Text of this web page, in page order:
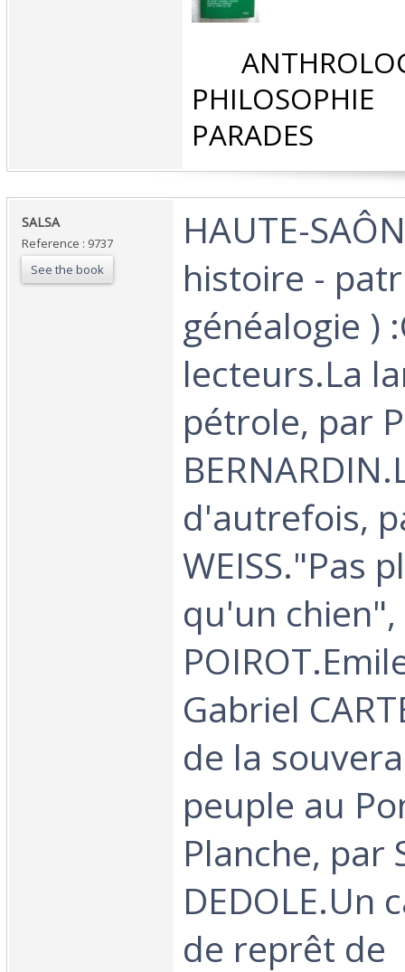
PHILOSOPHIE
PARADES‎
‎SALSA‎
Reference : 9737
See the book
‎HAUTE-
histoire -
généalogie )
lecteurs.La
pétrole, par
d'autrefois,
WEISS."Pas
qu'un
Gabriel
de la
peuple au
Planche, par
DEDOLE.Un
de reprêt de